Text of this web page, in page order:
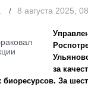
8 августа 2025,
за
За